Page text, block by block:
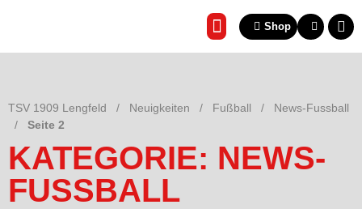
Shop
TSV 1909 Lengfeld / Neuigkeiten / Fußball / News-Fussball
/ Seite 2
KATEGORIE: NEWS-
FUSSBALL